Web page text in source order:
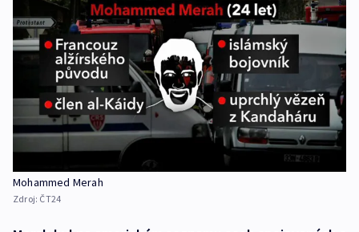
Mohammed Merah
Zdroj: ČT24